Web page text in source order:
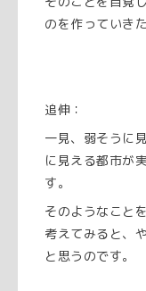
のを作っていき
追伸：
一見、弱そうに
に見える都市が
す。
そのようなこと
考えてみると、
と思うのです。